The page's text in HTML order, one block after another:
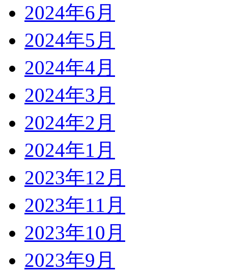
2024年6月
2024年5月
2024年4月
2024年3月
2024年2月
2024年1月
2023年12月
2023年11月
2023年10月
2023年9月